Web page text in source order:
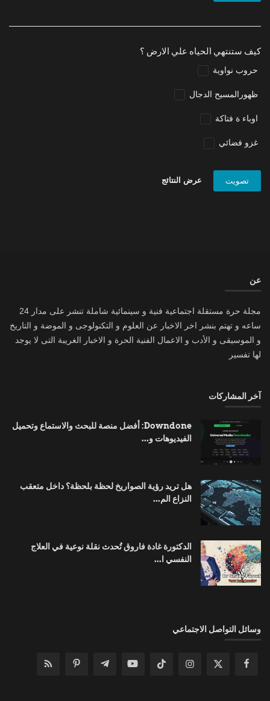
كيف ستنتهي الحياه علي الارض ؟
حروب نواوية
ظهورالمسيح الدجال
اوباء ة فتاكة
غزو فضائي
تصويت عرض النتائج
عن
مجلة حرة مستقلة اجتماعية فنية و سينمائية شاملة تنشر على مدار 24
ساعه و تهتم بنشر اخر الاخبار عن العلوم و التكنولوجى و الموضة و التاريخ
و الموسيقى و الأدب و الاعمال الفنية الحرة و الاخبار الغريبة التى لا يوجد
لها تفسير
آخر المشاركات
Downdone: أفضل منصة للبحث والاستماع وتحميل
الفيديوهات و...
هل تريد رؤية الصواريخ لحظة بلحظة؟ داخل متعقب
النزاع الم...
الدكتورة غادة فاروق تُحدث نقلة نوعية في العلاج
النفسي ا...
وسائل التواصل الاجتماعي